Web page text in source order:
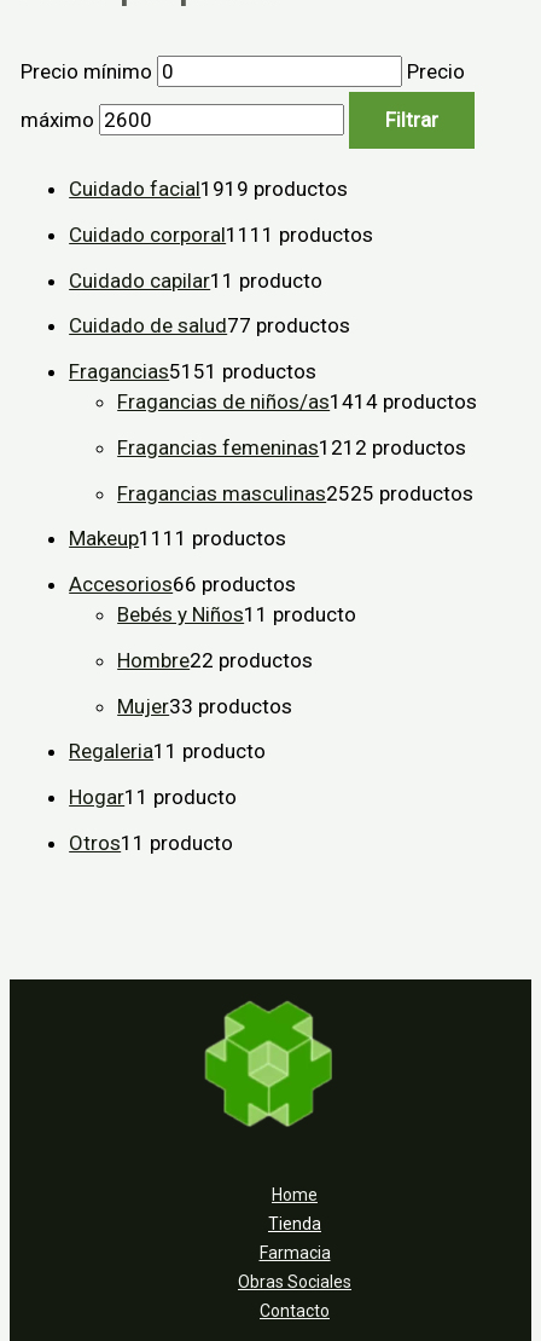
Precio mínimo
Precio
máximo
Filtrar
Cuidado facial1919 productos
Cuidado corporal11 11 productos
Cuidado capilar1 1 producto
Cuidado de salud77 productos
Fragancias51 51 productos
Fragancias de niños/as1414 productos
Fragancias femeninas1212 productos
Fragancias masculinas2525 productos
Makeup11 11 productos
Accesorios66 productos
Bebés y Niños1 1 producto
Hombre22 productos
Mujer33 productos
Regaleria1 1 producto
Hogar1 1 producto
Otros1 1 producto
Home
Tienda
Farmacia
Obras Sociales
Contacto